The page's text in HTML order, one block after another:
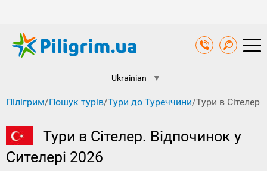
Ukrainian ▼
Пілігрим/Пошук турів/Тури до Туреччини/Тури в Сітелер
Тури в Сітелер. Відпочинок у
Сителері 2026